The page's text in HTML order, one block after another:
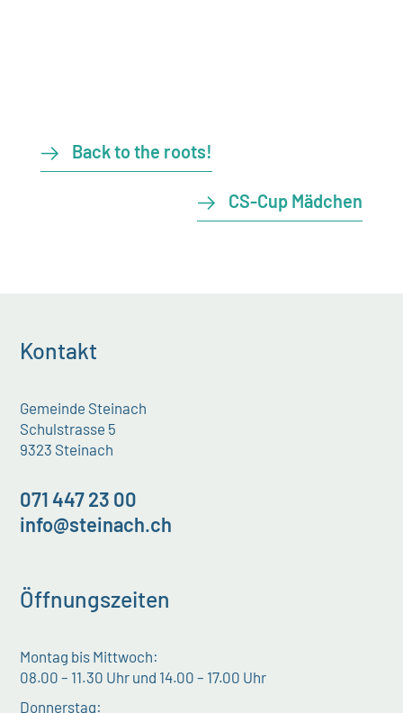
Back to the roots!
CS-Cup Mädchen
Kontakt
Gemeinde Steinach
Schulstrasse 5
9323 Steinach
071 447 23 00
info@steinach.ch
Öffnungszeiten
Montag bis Mittwoch:
08.00 – 11.30 Uhr und 14.00 – 17.00 Uhr
Donnerstag: